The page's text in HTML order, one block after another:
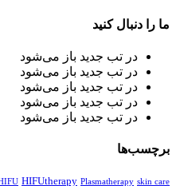
ما را دنبال کنید
در تب جدید باز می‌شود
در تب جدید باز می‌شود
در تب جدید باز می‌شود
در تب جدید باز می‌شود
در تب جدید باز می‌شود
برچسب‌ها
HIFUtherapy Plasmatherapy skin care